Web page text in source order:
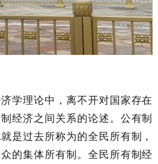
学理论中，离不开对国家存在
经济之间关系的论述。公有制
是过去所称为的全民所有制，
的集体所有制。全民所有制经